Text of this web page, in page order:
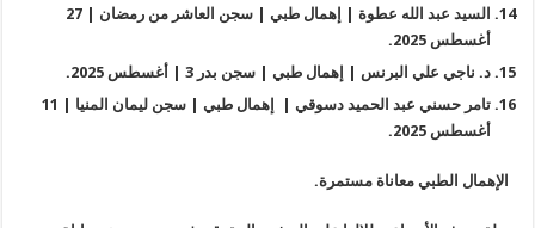
السيد عبد الله عطوة | إهمال طبي | سجن العاشر من رمضان | 27
أغسطس 2025.
د. ناجي علي البرنس | إهمال طبي | سجن بدر 3 | أغسطس 2025.
تامر حسني عبد الحميد دسوقي | إهمال طبي | سجن ليمان المنيا | 11
أغسطس 2025.
الإهمال الطبي معاناة مستمرة.